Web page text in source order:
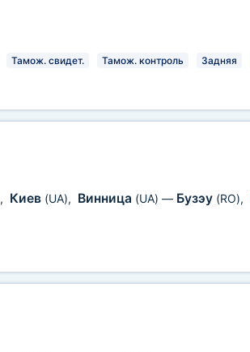
Тамож. свидет. Тамож. контроль Задняя
, Киев (UA), Винница (UA) — Бузэу (RO),